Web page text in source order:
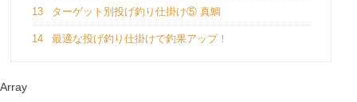
13 ターゲット別投げ釣り仕掛け⑤ 真鯛
14 最適な投げ釣り仕掛けで釣果アップ！
Array